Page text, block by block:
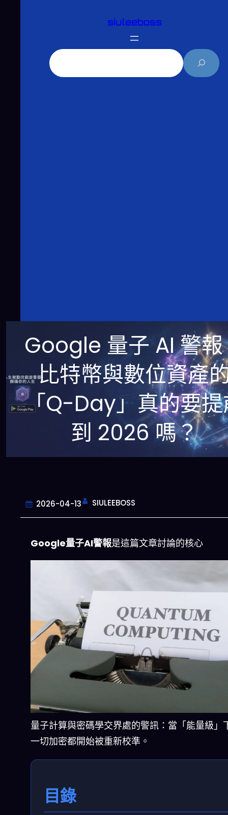
siuleeboss
Google 量子 AI 警
比特幣與數位資產
「Q-Day」真的要
到 2026 嗎？
2026-04-13 SIULEEBOSS
Google量子AI警報是這篇文章討論的核心
量子計算與密碼學交界處的警訊：當「能量級」
一切加密都開始被重新校準。
目錄